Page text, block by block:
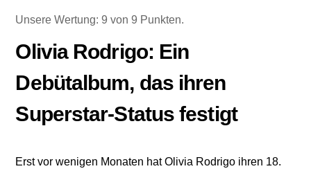
Unsere Wertung: 9 von 9 Punkten.
Olivia Rodrigo: Ein
Debütalbum, das ihren
Superstar-Status festigt
Erst vor wenigen Monaten hat Olivia Rodrigo ihren 18.